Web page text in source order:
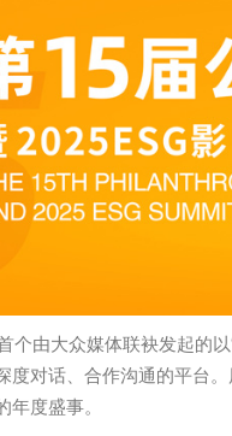
个由大众媒体联袂发起的
度对话、合作沟通的平台
度盛事。